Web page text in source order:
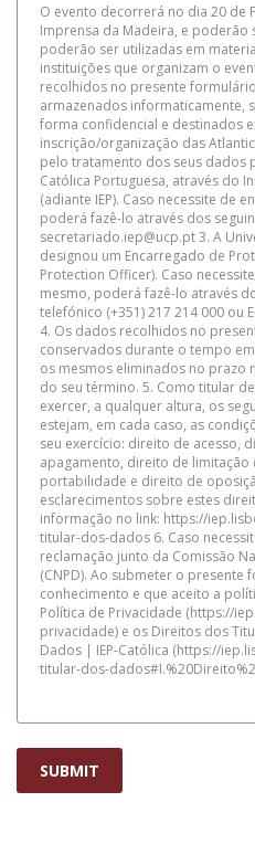
O evento decorrerá no dia 20 de
Imprensa da Madeira, e poderão
poderão ser utilizadas em
instituições que organizam o
recolhidos no presente
armazenados informaticamente,
forma confidencial e destinados
inscrição/organização das
pelo tratamento dos seus dados
Católica Portuguesa, através do
(adiante IEP). Caso necessite de
poderá fazê-lo através dos
secretariado.iep@ucp.pt 3. A
designou um Encarregado de
Protection Officer). Caso
mesmo, poderá fazê-lo através
telefónico (+351) 217 214 000 ou
4. Os dados recolhidos no
conservados durante o tempo
os mesmos eliminados no prazo
do seu término. 5. Como titular
exercer, a qualquer altura, os
estejam, em cada caso, as
seu exercício: direito de acesso,
apagamento, direito de
portabilidade e direito de
esclarecimentos sobre estes
informação no link: https://
titular-dos-dados 6. Caso
reclamação junto da Comissão
(CNPD). Ao submeter o
conhecimento e que aceito a
Política de Privacidade (https://
privacidade) e os Direitos dos
Dados | IEP-Católica (https://
titular-dos-
SUBMIT